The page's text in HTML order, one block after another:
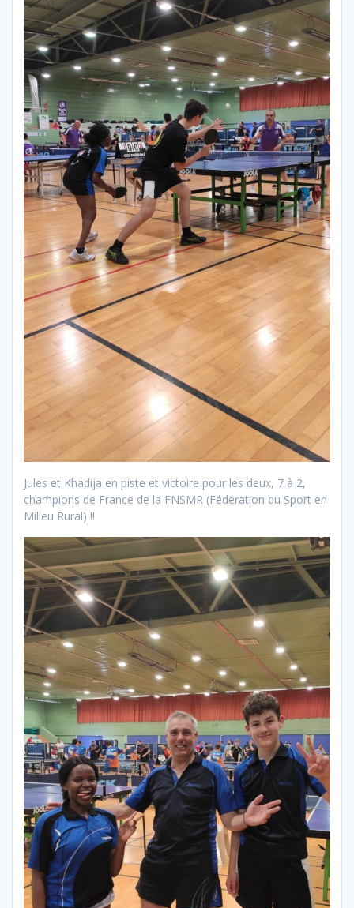
Jules et Khadija en piste et victoire pour les deux, 7 à 2,
champions de France de la FNSMR (Fédération du Sport en
Milieu Rural) !!